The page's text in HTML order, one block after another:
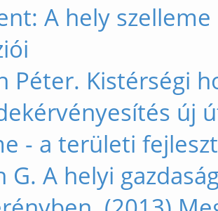
A hely
Péter. Kistérségi
új
- a területi
G. A helyi